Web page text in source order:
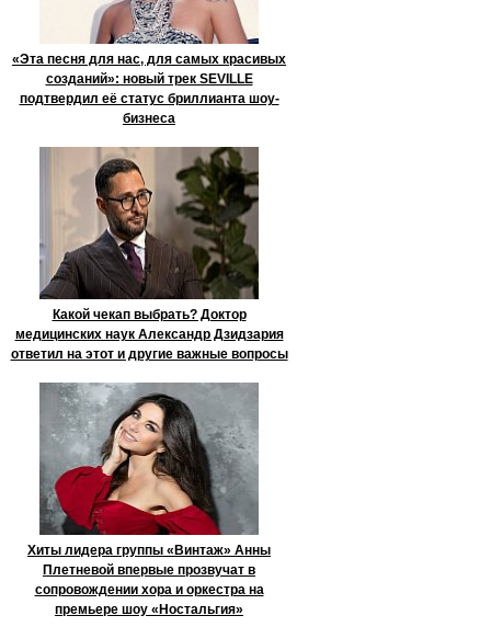
«Эта песня для нас, для самых красивых
созданий»: новый трек SEVILLE
подтвердил её статус бриллианта шоу-
бизнеса
Какой чекап выбрать? Доктор
медицинских наук Александр Дзидзария
ответил на этот и другие важные вопросы
Хиты лидера группы «Винтаж» Анны
Плетневой впервые прозвучат в
сопровождении хора и оркестра на
премьере шоу «Ностальгия»